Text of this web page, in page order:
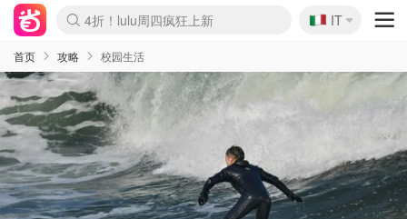
Boticinal 夏促开抢！
4折！lulu周四疯狂上新
速领！Stanley独家85折
Zalando 奥莱闪促！每日更新
🇮🇹
IT
首页 攻略 校园生活